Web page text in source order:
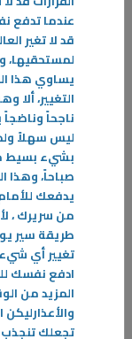
عندما تدفع
قد لا تغير
لمستحقيها،
يساوي هذا
التغيير،
ناجحاً
ليس سهلاً
بشيء بسيط
صباحاً، وهذا
يدفعك
من سريرك ،
طريقة سير
تغيير أي شيء
ادفع نفسك
المزيد من
تجعلك